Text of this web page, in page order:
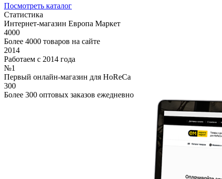
Посмотреть каталог
Статистика
Интернет-магазин Европа Маркет
4000
Более 4000 товаров на сайте
2014
Работаем с 2014 года
№1
Первый онлайн-магазин для HoReCa
300
Более 300 оптовых заказов ежедневно